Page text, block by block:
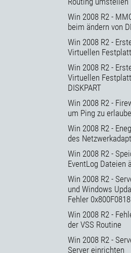
Win 2008 R2 -
beim ändern von
Win 2008 R2 -
Virtuellen
Win 2008 R2 -
Virtuellen
DISKPART
Win 2008 R2 -
um Ping zu
Win 2008 R2 -
des
Win 2008 R2 -
EventLog Dateien
Win 2008 R2 -
und Windows
Fehler 0x800F0818
Win 2008 R2 -
der VSS Routine
Win 2008 R2 -
Server einrichten